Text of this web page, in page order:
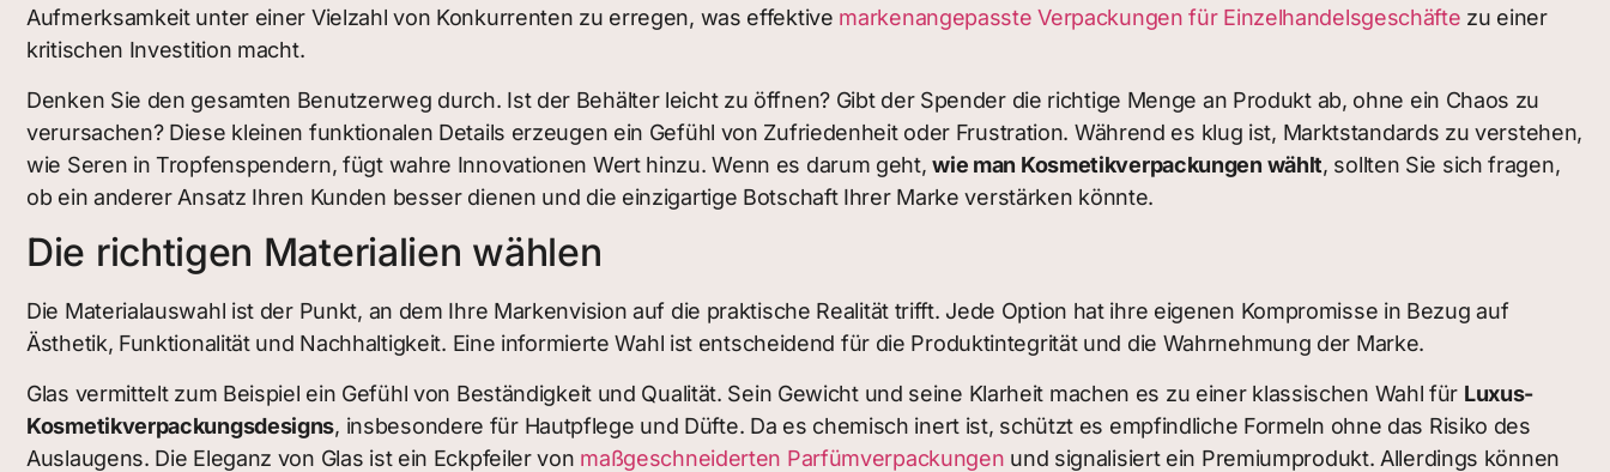
Aufmerksamkeit unter einer Vielzahl von Konkurrenten zu erregen, was effektive markenangepasste Verpackungen für Einzelhandelsgeschäfte zu einer
kritischen Investition macht.
Denken Sie den gesamten Benutzerweg durch. Ist der Behälter leicht zu öffnen? Gibt der Spender die richtige Menge an Produkt ab, ohne ein Chaos zu
verursachen? Diese kleinen funktionalen Details erzeugen ein Gefühl von Zufriedenheit oder Frustration. Während es klug ist, Marktstandards zu verstehen,
wie Seren in Tropfenspendern, fügt wahre Innovationen Wert hinzu. Wenn es darum geht,wie man Kosmetikverpackungen wählt, sollten Sie sich fragen,
ob ein anderer Ansatz Ihren Kunden besser dienen und die einzigartige Botschaft Ihrer Marke verstärken könnte.
Die richtigen Materialien wählen
Die Materialauswahl ist der Punkt, an dem Ihre Markenvision auf die praktische Realität trifft. Jede Option hat ihre eigenen Kompromisse in Bezug auf
Ästhetik, Funktionalität und Nachhaltigkeit. Eine informierte Wahl ist entscheidend für die Produktintegrität und die Wahrnehmung der Marke.
Glas vermittelt zum Beispiel ein Gefühl von Beständigkeit und Qualität. Sein Gewicht und seine Klarheit machen es zu einer klassischen Wahl für Luxus-
Kosmetikverpackungsdesigns, insbesondere für Hautpflege und Düfte. Da es chemisch inert ist, schützt es empfindliche Formeln ohne das Risiko des
Auslaugens. Die Eleganz von Glas ist ein Eckpfeiler von maßgeschneiderten Parfümverpackungen und signalisiert ein Premiumprodukt. Allerdings können